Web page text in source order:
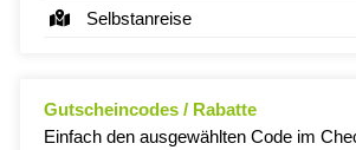
Selbstanreise
Gutscheincodes / Rabatte
Einfach den ausgewählten Code im